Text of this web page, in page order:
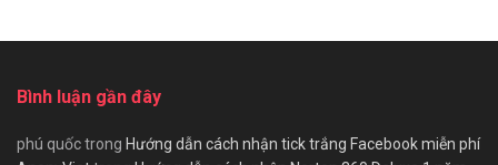
Bình luận gần đây
phú quốctrong Hướng dẫn cách nhận tick trắng Facebook miễn phí